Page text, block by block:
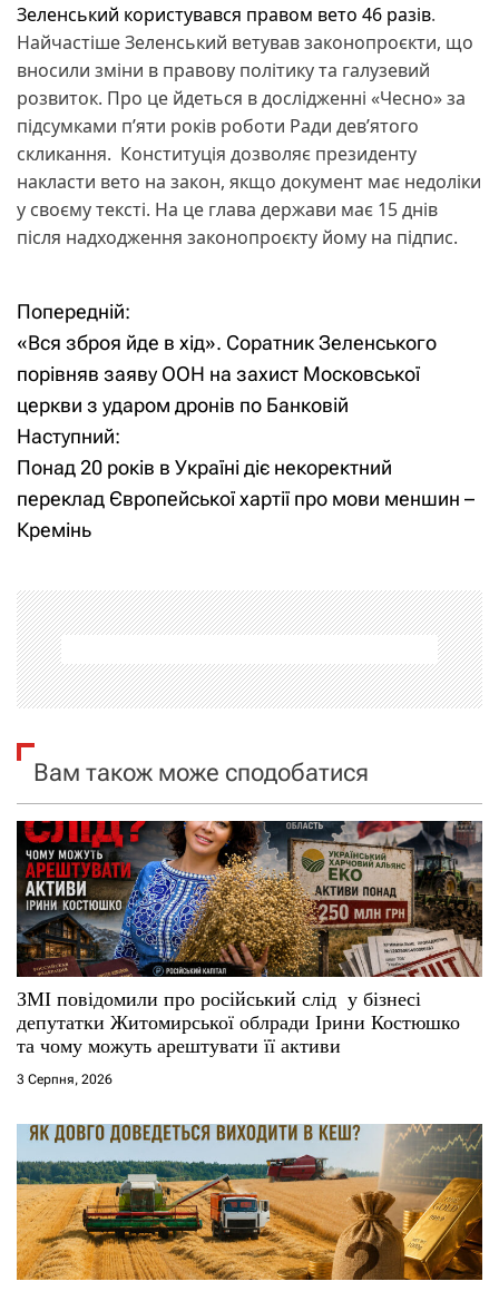
Зеленський користувався правом вето 46 разів.
Найчастіше Зеленський ветував законопроєкти, що
вносили зміни в правову політику та галузевий
розвиток. Про це йдеться в дослідженні «Чесно» за
підсумками п’яти років роботи Ради дев’ятого
скликання. Конституція дозволяє президенту
накласти вето на закон, якщо документ має недоліки
у своєму тексті. На це глава держави має 15 днів
після надходження законопроєкту йому на підпис.
Н
а
в
і
г
ц
і
я
з
а
п
и
с
і
в
Попередній:
«Вся зброя йде в хід». Соратник Зеленського
порівняв заяву ООН на захист Московської
церкви з ударом дронів по Банковій
Наступний:
Понад 20 років в Україні діє некоректний
переклад Європейської хартії про мови меншин –
Кремінь
Вам також може сподобатися
ЗМІ повідомили про російський слід у бізнесі
депутатки Житомирської облради Ірини Костюшко
та чому можуть арештувати її активи
3 Серпня, 2026